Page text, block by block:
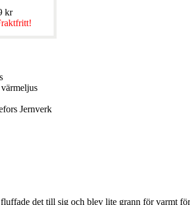
kr
Jernverk
det till sig och blev lite grann för varmt